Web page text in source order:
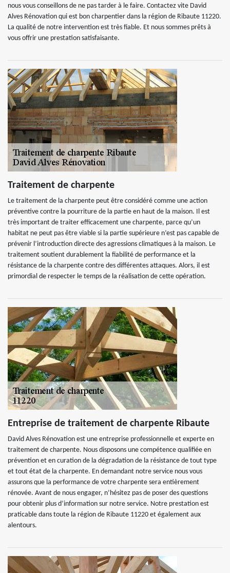
nous vous conseillons de ne pas tarder à le faire. Contactez vite David
Alves Rénovation qui est bon charpentier dans la région de Ribaute 11220.
La qualité de notre intervention est très fiable. Et nous sommes prêts à
vous offrir une prestation satisfaisante.
Traitement de charpente
Le traitement de la charpente peut être considéré comme une action
préventive contre la pourriture de la partie en haut de la maison. Il est
très important de traiter efficacement une charpente, parce qu’un
habitat ne peut pas être viable si la partie supérieure n’est pas capable de
prévenir l’introduction directe des agressions climatiques à la maison. Le
traitement soutient durablement la fiabilité de performance et la
résistance de la charpente contre des différentes attaques. Alors, il est
primordial de respecter le temps de la réalisation de cette opération.
Entreprise de traitement de charpente Ribaute
David Alves Rénovation est une entreprise professionnelle et experte en
traitement de charpente. Nous disposons une compétence qualifiée en
prévention et en curation de la dégradation de la résistance de tout type
et tout état de la charpente. En demandant notre service nous vous
assurons que la performance de votre charpente sera entièrement
rénovée. Avant de nous engager, n’hésitez pas de poser des questions
pour obtenir plus d’information sur notre service. Notre prestation est
praticable dans toute la région de Ribaute 11220 et également aux
alentours.